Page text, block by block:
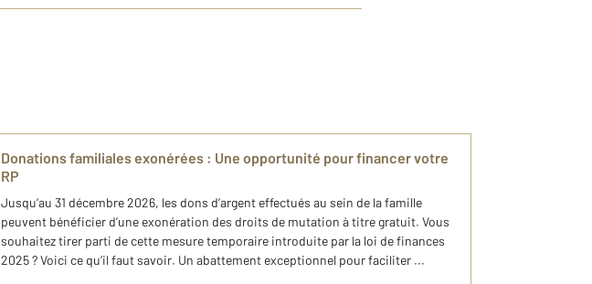
Donations familiales exonérées : Une opportunité pour financer votre
RP
Jusqu’au 31 décembre 2026, les dons d’argent effectués au sein de la famille
peuvent bénéficier d’une exonération des droits de mutation à titre gratuit. Vous
souhaitez tirer parti de cette mesure temporaire introduite par la loi de finances
2025 ? Voici ce qu’il faut savoir. Un abattement exceptionnel pour faciliter ...